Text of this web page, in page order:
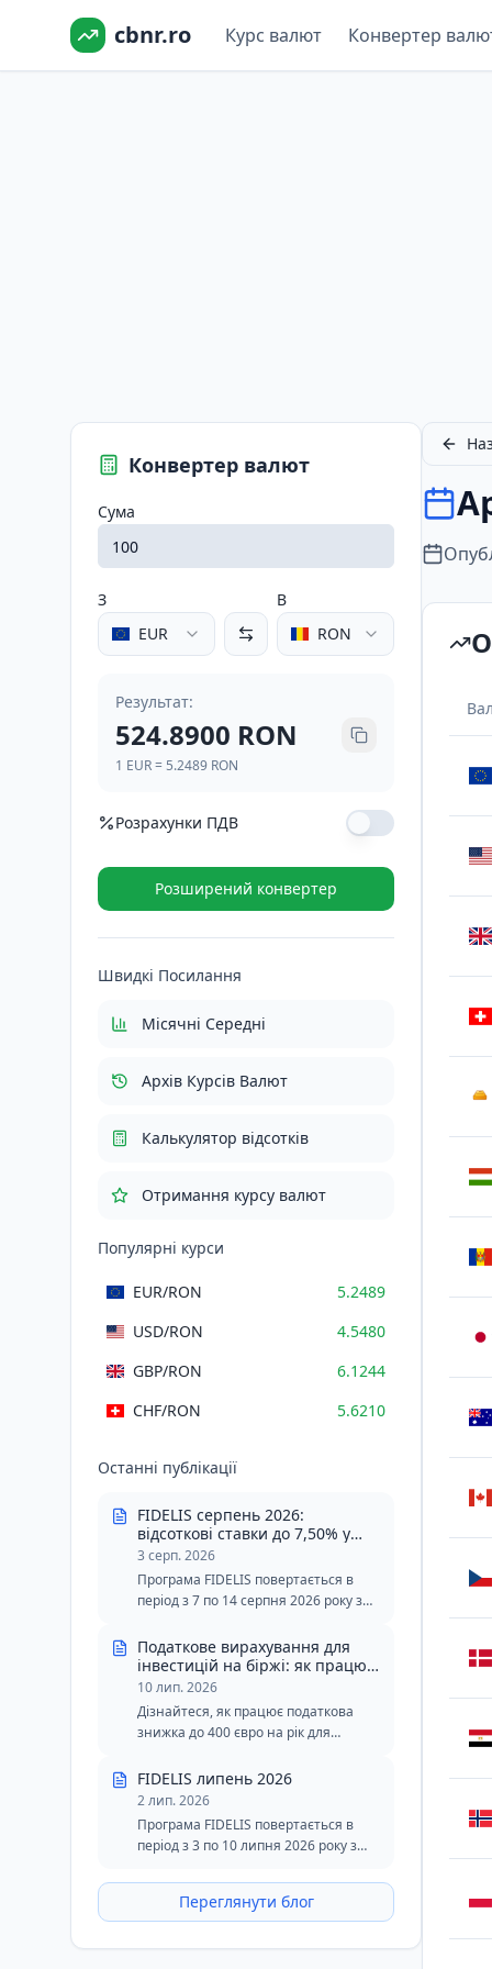
cbnr.ro Курс валют Конвертер
Конвертер валют
Сума
З
EUR
В
RON
Результат:
524.8900 RON
1 EUR= 5.2489 RON
Розрахунки ПДВ
Ставка ПДВ (%)
ПДВ (21%)
Загалом з ПДВ 635.1169
Розширений конвертер
Швидкі Посилання
Місячні Середні
Архів Курсів Валют
Калькулятор відсотків
Отримання курсу валют
Популярні курси
EUR/RON
5.2489
USD/RON
4.5480
GBP/RON
6.1244
CHF/RON 5.6210
Останні публікації
FIDELIS серпень 2026:
відсоткові ставки до 7,50% у
леях та 6,30% у євро
3 серп. 2026
Програма FIDELIS повертається в
період з 7 по 14 серпня 2026 року з
7,50% у леях і 6,30% у євро. Серпневе
видання включає два спеціальні
транші для донорів крові з
зниженими мінімальними порогами
в леях і євро.
Податкове вирахування для
інвестицій на біржі: як працює
ліміт у 400 євро
10 лип. 2026
Дізнайтеся, як працює податкова
знижка до 400 євро на рік для
державні цінні папери FIDELIS.
FIDELIS липень 2026
2 лип. 2026
Програма FIDELIS повертається в
період з 3 по 10 липня 2026 року з
7,55% у леях та 6,20% в євро.
Липнева версія зберігає
крові в леях і залишається
Переглянути блог
AU